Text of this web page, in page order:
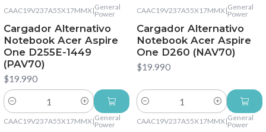
CAAC19V237A55X17MMX|General
Power
Cargador Alternativo
Notebook Acer Aspire
One D255E-1449
(PAV70)
$19.990
Cantidad
CAAC19V237A55X17MMX|General
Power
Cargador Alternativo
Notebook Acer Aspire
One D260 (NAV70)
$19.990
Cantidad
CAAC19V237A55X17MMX|General
Power
CAAC19V237A55X17MMX|General
Power